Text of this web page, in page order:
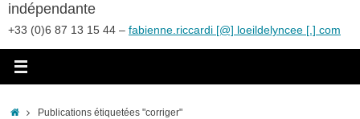
indépendante
+33 (0)6 87 13 15 44 – fabienne.riccardi [@] loeildelyncee [.] com
AccueilPublications étiquetées "corriger"